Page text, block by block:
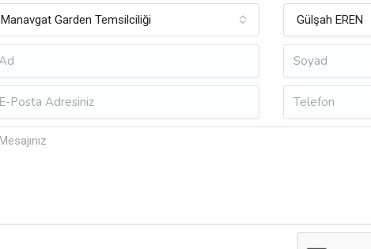
Manavgat Garden Temsilciliği